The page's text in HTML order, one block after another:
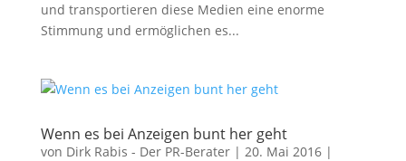
und transportieren diese Medien eine enorme
Stimmung und ermöglichen es...
Wenn es bei Anzeigen bunt her geht
von Dirk Rabis - Der PR-Berater| 20. Mai 2016|